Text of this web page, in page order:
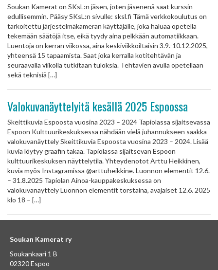
Soukan Kamerat on SKsL:n jäsen, joten jäsenenä saat kurssin
edullisemmin. Pääsy SKsL:n sivulle: sksl.fi Tämä verkkokoulutus on
tarkoitettu järjestelmäkameran käyttäjälle, joka haluaa opetella
tekemään säätöjä itse, eikä tyydy aina pelkkään automatiikkaan.
Luentoja on kerran viikossa, aina keskiviikkoiltaisin 3.9.-10.12.2025,
yhteensä 15 tapaamista. Saat joka kerralla kotitehtävän ja
seuraavalla viikolla tutkitaan tuloksia. Tehtävien avulla opetellaan
sekä teknisiä […]
Valokuvanäyttelyitä kesällä 2025 Espoossa
Skeittikuvia Espoosta vuosina 2023 – 2024 Tapiolassa sijaitsevassa
Espoon Kulttuurikeskuksessa nähdään vielä juhannukseen saakka
valokuvanäyttely Skeittikuvia Espoosta vuosina 2023 – 2024. Lisää
kuvia löytyy graafin takaa. Tapiolassa sijaitsevan Espoon
kulttuurikeskuksen näyttelytila. Yhteydenotot Arttu Heikkinen,
kuvia myös Instagramissa @arttuheikkine. Luonnon elementit 12.6.
– 31.8.2025 Tapiolan Ainoa-kauppakeskuksessa on
valokuvanäyttely Luonnon elementit torstaina, avajaiset 12.6. 2025
klo 18 – […]
Soukan Kamerat ry
Soukankaari 1 B
02320 Espoo